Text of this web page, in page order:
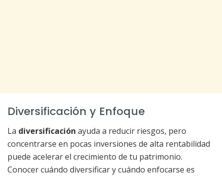
Diversificación y Enfoque
La diversificación ayuda a reducir riesgos, pero
concentrarse en pocas inversiones de alta rentabilidad
puede acelerar el crecimiento de tu patrimonio.
Conocer cuándo diversificar y cuándo enfocarse es